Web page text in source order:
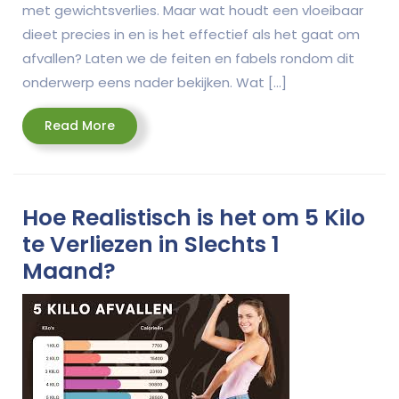
met gewichtsverlies. Maar wat houdt een vloeibaar
dieet precies in en is het effectief als het gaat om
afvallen? Laten we de feiten en fabels rondom dit
onderwerp eens nader bekijken. Wat […]
Read MoreRead
More
Hoe Realistisch is het om 5 Kilo
te Verliezen in Slechts 1
Maand?